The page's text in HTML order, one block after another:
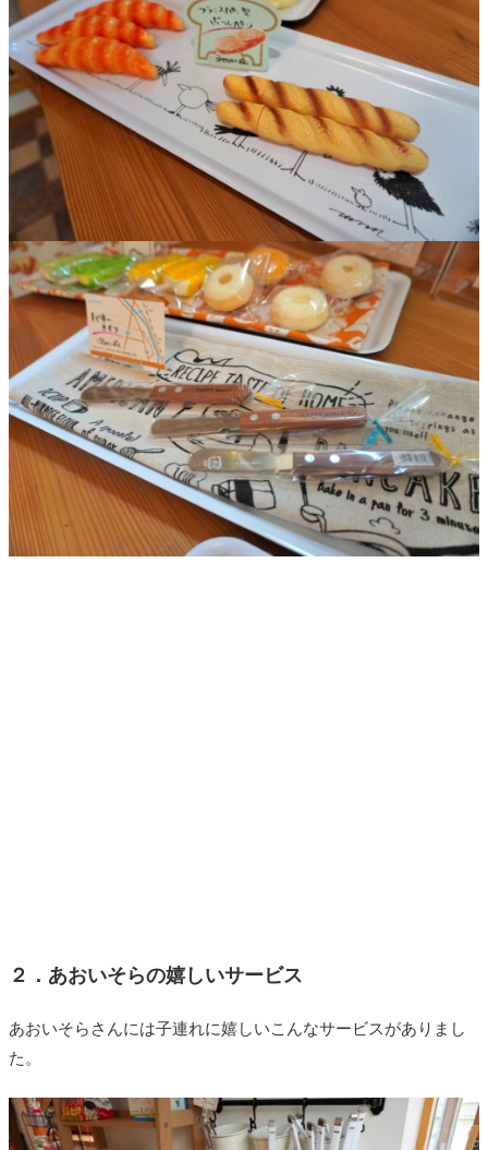
２．あおいそらの嬉しいサービス
あおいそらさんには子連れに嬉しいこんなサービスがありまし
た。